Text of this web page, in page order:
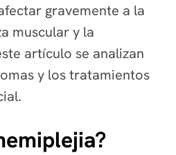
gravemente a la
muscular y la
artículo se analizan
y los tratamientos